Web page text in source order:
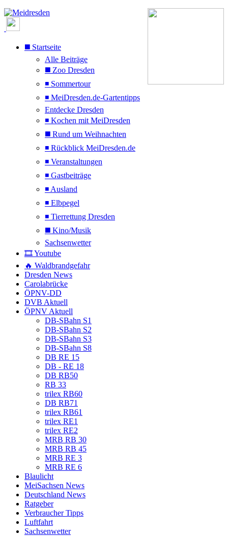
◼️ Startseite
Alle Beiträge
◼️ Zoo Dresden
◾ Sommertour
◾ MeiDresden.de-Gartentipps
Entdecke Dresden
◾ Kochen mit MeiDresden
◼️ Rund um Weihnachten
◾ Rückblick MeiDresden.de
◾ Veranstaltungen
◾ Gastbeiträge
◾ Ausland
◾ Elbpegel
◾ Tierrettung Dresden
◼️ Kino/Musik
Sachsenwetter
🎞️ Youtube
🔥 Waldbrandgefahr
Dresden News
Carolabrücke
ÖPNV-DD
DVB Aktuell
ÖPNV Aktuell
DB-SBahn S1
DB-SBahn S2
DB-SBahn S3
DB-SBahn S8
DB RE 15
DB - RE 18
DB RB50
RB 33
trilex RB60
DB RB71
trilex RB61
trilex RE1
trilex RE2
MRB RB 30
MRB RB 45
MRB RE 3
MRB RE 6
Blaulicht
MeiSachsen News
Deutschland News
Ratgeber
Verbraucher Tipps
Luftfahrt
Sachsenwetter